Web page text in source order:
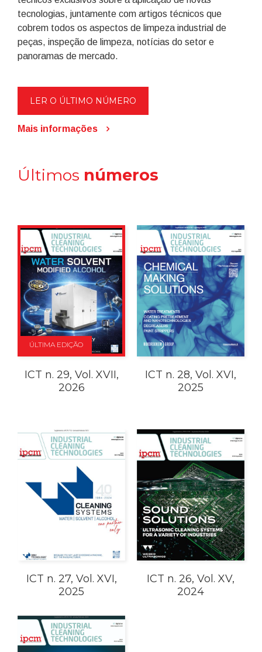
tecnologias, juntamente com artigos técnicos que
cobrem todos os aspectos de limpeza industrial de
peças, inspeção de limpeza, notícias do setor e
panoramas de mercado.
LER O ÚLTIMO NÚMERO
Mais informações
Últimos números
ÚLTIMA EDIÇÃO
ICT n. 29, Vol. XVII,
2026
ICT n. 28, Vol. XVI,
2025
ICT n. 27, Vol. XVI,
2025
ICT n. 26, Vol. XV,
2024